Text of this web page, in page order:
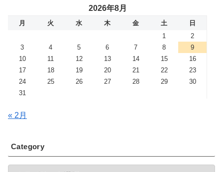
2026年8月
月 火 水 木 金 土
日
1
2
3
4 5 6 7 8
9
10
11 12 13 14 15
16
17
18 19 20 21 22
23
24
25 26 27 28 29
30
31
« 2月
Category